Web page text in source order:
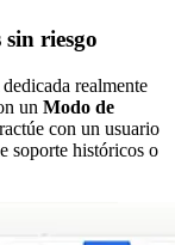
riesgo
realmente
un Modo de
con un usuario
soporte históricos o